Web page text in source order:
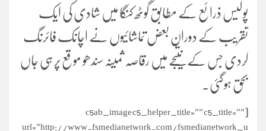
پولیس ذرائع کے مطابق گوٹھ کنگا میں شادی کی ایک
تقریب کے دوران بعض تماشائیوں نے اچانک فائرنگ
کردی جس کے نتیجے میں رقاصہ ثمینہ سندھو موقع پر ہی جاں
بحق ہوگئی۔
[c5ab_image c5_helper_title=”” c5_title=””
url=”http://www.fsmedianetwork.com/fsmedianetwork_u